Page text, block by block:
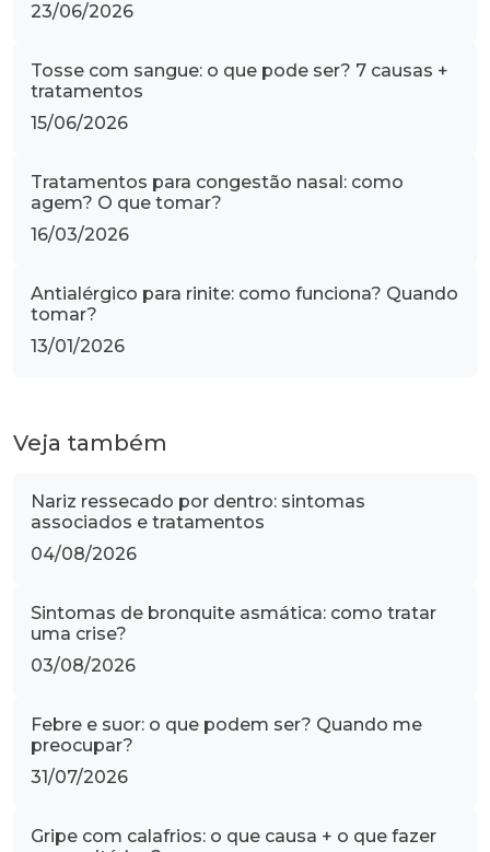
23/06/2026
Tosse com sangue: o que pode ser? 7 causas +
tratamentos
15/06/2026
Tratamentos para congestão nasal: como
agem? O que tomar?
16/03/2026
Antialérgico para rinite: como funciona? Quando
tomar?
13/01/2026
Veja também
Nariz ressecado por dentro: sintomas
associados e tratamentos
04/08/2026
Sintomas de bronquite asmática: como tratar
uma crise?
03/08/2026
Febre e suor: o que podem ser? Quando me
preocupar?
31/07/2026
Gripe com calafrios: o que causa + o que fazer